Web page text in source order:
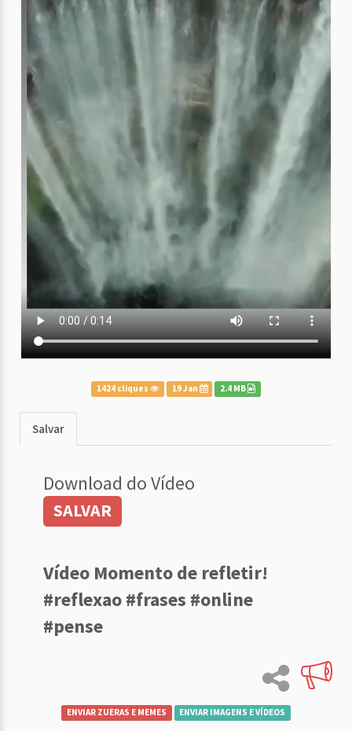
1424 cliques 19 Jan 2.4 MB
Salvar
Download do Vídeo
SALVAR
Vídeo Momento de refletir!
#reflexao #frases #online
#pense
ENVIAR ZUERAS E MEMES ENVIAR IMAGENS E VÍDEOS